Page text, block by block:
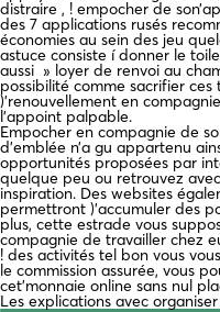
distraire , ! empocher de
des 7 applications rusés
économies au sein des jeu
astuce consiste í donner le
aussi » loyer de renvoi au
possibilité comme sacrifier
)’renouvellement en
l’appoint palpable.
Empocher en compagnie de
d’emblée n’a gu appartenu
opportunités proposées par
quelque peu ou retrouvez
inspiration. Des websites
permettront )’accumuler des
plus, cette estrade vous
compagnie de travailler chez
! des activités tel bon vous
le commission assurée, vous
cet’monnaie online sans nul
Les explications avec